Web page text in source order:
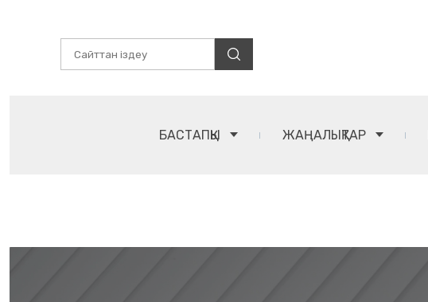
БАСТАПҚЫ ЖАҢАЛЫҚТАР